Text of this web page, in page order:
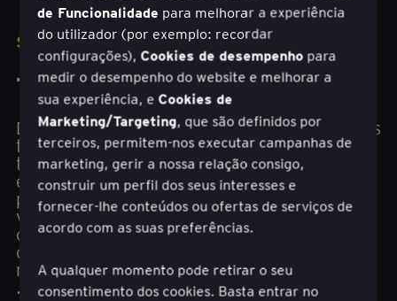
SOLUÇÕES
Transformação de serviços
Desenvolva o foco no cliente e fique à frente das
tendências do mercado por meio da
transformação de serviços com tecnologia. Ao
entender as necessidades do cliente e as
prioridades de serviço e focar em áreas de
valor, as equipes do EY Studio+ ajudam a
oferecer melhores resultados comerciais e para
os clientes, tornando-se guiadas por insights,
responsivas e ágeis
.
de Funcionalidade para melhorar a experiência
do utilizador (por exemplo: recordar
configurações), Cookies de desempenho para
medir o desempenho do website e melhorar a
sua experiência, e Cookies de
Marketing/Targeting, que são definidos por
terceiros, permitem-nos executar campanhas de
marketing, gerir a nossa relação consigo,
construir um perfil dos seus interesses e
fornecer-lhe conteúdos ou ofertas de serviços de
acordo com as suas preferências.
A qualquer momento pode retirar o seu
consentimento dos cookies. Basta entrar no